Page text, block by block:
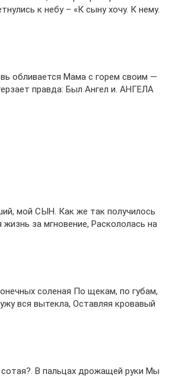
к небу – «К сыну хочу. К нему.
обливается Мама с горем своим —
правда: Был Ангел и. АНГЕЛА
мой СЫН. Как же так получилось
жизнь за мгновение, Раскололась на
соленая По щекам, по губам,
вся вытекла, Оставляя кровавый
В пальцах дрожащей руки Мы